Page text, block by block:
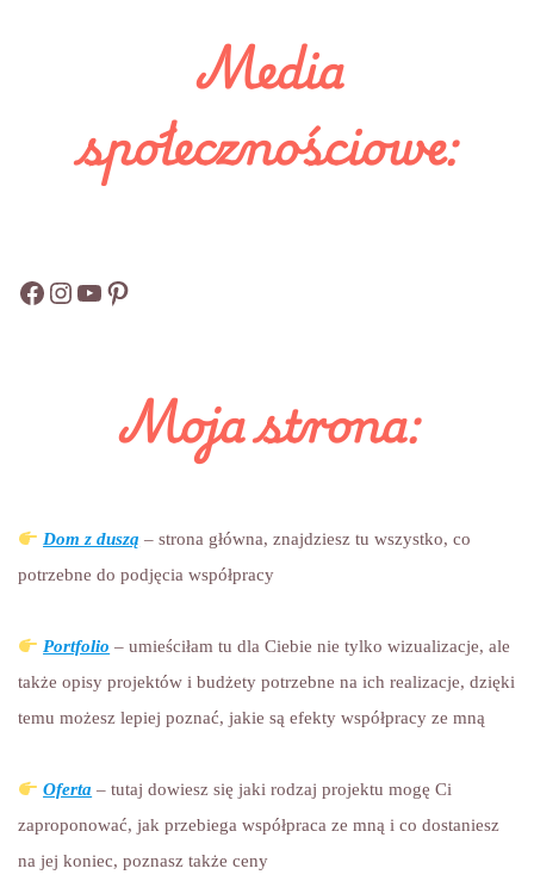
Media
społecznościowe:
Moja strona:
Dom z duszą – strona główna, znajdziesz tu wszystko, co
potrzebne do podjęcia współpracy
Portfolio – umieściłam tu dla Ciebie nie tylko wizualizacje, ale
także opisy projektów i budżety potrzebne na ich realizacje, dzięki
temu możesz lepiej poznać, jakie są efekty współpracy ze mną
Oferta – tutaj dowiesz się jaki rodzaj projektu mogę Ci
zaproponować, jak przebiega współpraca ze mną i co dostaniesz
na jej koniec, poznasz także ceny